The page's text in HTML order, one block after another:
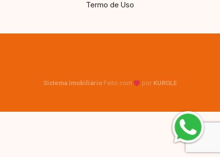
Termo de Uso
Sistema Imobiliário Feito com por KUROLE